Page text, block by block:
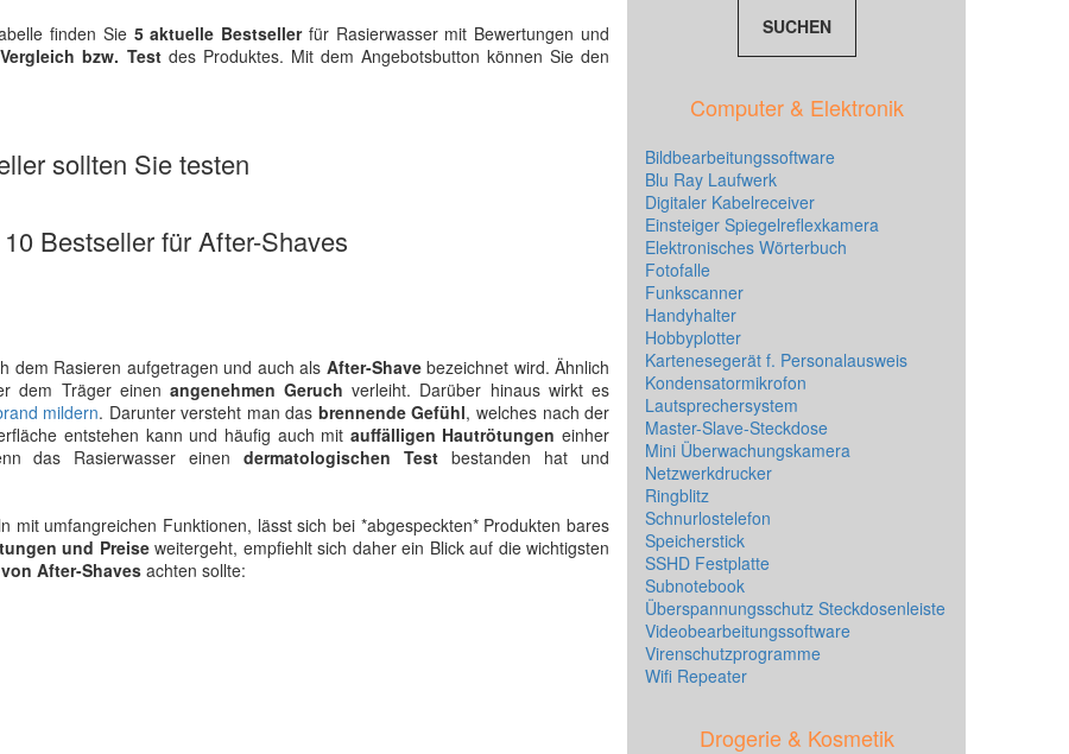
finden Sie5 aktuelle Bestsellerfür Rasierwasser mit Bewertungen und
Vergleich bzw. Testdes Produktes. Mit dem Angebotsbutton können Sie den
sollten Sie testen
Bestseller für After-Shaves
dem Rasieren aufgetragen und auch als After-Shavebezeichnet wird. Ähnlich
dem Träger einen angenehmen Geruch verleiht. Darüber hinaus wirkt es
mildern. Darunter versteht man das brennende Gefühl, welches nach der
entstehen kann und häufig auch mit auffälligen Hautrötungen einher
das Rasierwasser einendermatologischen Test bestanden hat und
mit umfangreichen Funktionen, lässt sich bei *abgespeckten* Produkten bares
und Preiseweitergeht, empfiehlt sich daher ein Blick auf die wichtigsten
After-Shaves achten sollte:
Computer & Elektronik
Bildbearbeitungssoftware
Blu Ray Laufwerk
Digitaler Kabelreceiver
Einsteiger Spiegelreflexkamera
Elektronisches Wörterbuch
Fotofalle
Funkscanner
Handyhalter
Hobbyplotter
Kartenesegerät f. Personalausweis
Kondensatormikrofon
Lautsprechersystem
Master-Slave-Steckdose
Mini Überwachungskamera
Netzwerkdrucker
Ringblitz
Schnurlostelefon
Speicherstick
SSHD Festplatte
Subnotebook
Überspannungsschutz Steckdosenleiste
Videobearbeitungssoftware
Virenschutzprogramme
Wifi Repeater
Drogerie & Kosmetik